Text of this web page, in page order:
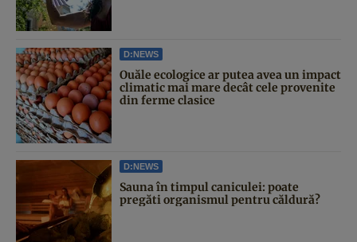
D:NEWS
Ouăle ecologice ar putea avea un impact
climatic mai mare decât cele provenite
din ferme clasice
D:NEWS
Sauna în timpul caniculei: poate
pregăti organismul pentru căldură?